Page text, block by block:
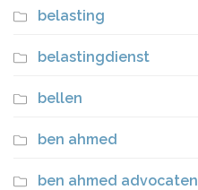
belasting
belastingdienst
bellen
ben ahmed
ben ahmed advocaten